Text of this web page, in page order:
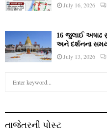
July 16, 2026
16 જુલાઈ અષાઢ
અને દર્શનના
July 13, 2026
hતાજેતરની પોસ્ટ